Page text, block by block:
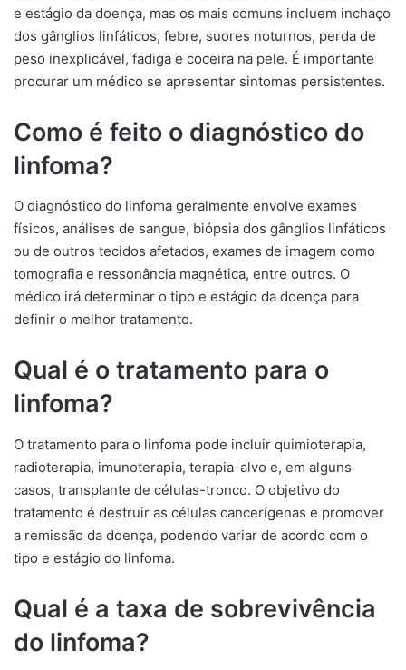
e estágio da doença, mas os mais comuns incluem inchaço
dos gânglios linfáticos, febre, suores noturnos, perda de
peso inexplicável, fadiga e coceira na pele. É importante
procurar um médico se apresentar sintomas persistentes.
Como é feito o diagnóstico do
linfoma?
O diagnóstico do linfoma geralmente envolve exames
físicos, análises de sangue, biópsia dos gânglios linfáticos
ou de outros tecidos afetados, exames de imagem como
tomografia e ressonância magnética, entre outros. O
médico irá determinar o tipo e estágio da doença para
definir o melhor tratamento.
Qual é o tratamento para o
linfoma?
O tratamento para o linfoma pode incluir quimioterapia,
radioterapia, imunoterapia, terapia-alvo e, em alguns
casos, transplante de células-tronco. O objetivo do
tratamento é destruir as células cancerígenas e promover
a remissão da doença, podendo variar de acordo com o
tipo e estágio do linfoma.
Qual é a taxa de sobrevivência
do linfoma?